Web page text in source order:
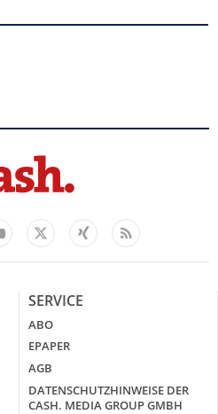
YouTube
X
Xing Feed
SERVICE
ABO
EPAPER
AGB
DATENSCHUTZHINWEISE DER
CASH. MEDIA GROUP GMBH